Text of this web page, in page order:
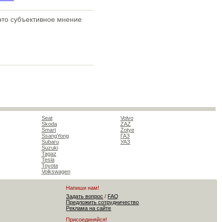
субъективное мнение
Seat
Skoda
Smart
SsangYong
Subaru
Suzuki
Tagaz
Tesla
Toyota
Volkswagen
Volvo
ZAZ
Zotye
ГАЗ
УАЗ
Напиши нам!
Задать вопрос / FAQ
Предложить сотрудничество
Реклама на сайте
Присоединяйся!